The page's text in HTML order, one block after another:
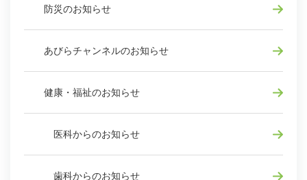
防災のお知らせ
あびらチャンネルのお知らせ
健康・福祉のお知らせ
医科からのお知らせ
歯科からのお知らせ